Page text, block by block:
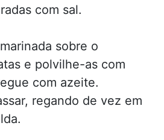
com sal.
sobre o
e polvilhe-as com
com azeite.
regando de vez em